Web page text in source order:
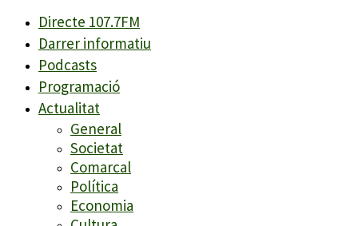
Directe 107.7FM
Darrer informatiu
Podcasts
Programació
Actualitat
General
Societat
Comarcal
Política
Economia